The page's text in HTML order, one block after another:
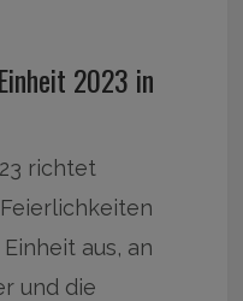
2023 in
richtet
aus, an
und die